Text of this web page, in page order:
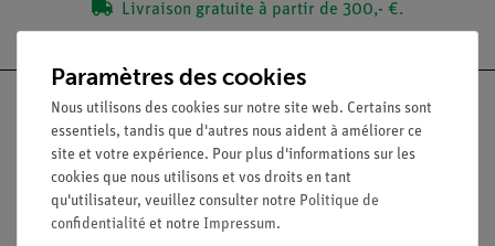
Livraison gratuite à partir de 300,- €.
Nach oben
Paramètres des cookies
Nous utilisons des cookies sur notre site web. Certains sont
essentiels, tandis que d'autres nous aident à améliorer ce
site et votre expérience. Pour plus d'informations sur les
cookies que nous utilisons et vos droits en tant
qu'utilisateur, veuillez consulter notre Politique de
confidentialité et notre Impressum.